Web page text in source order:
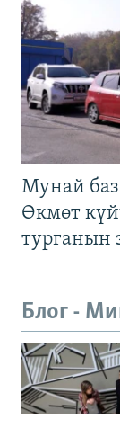
Мунай
Өкмөт
турганын
Блог -